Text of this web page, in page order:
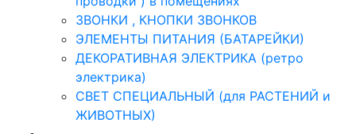
ЗВОНКИ , КНОПКИ ЗВОНКОВ
ЭЛЕМЕНТЫ ПИТАНИЯ (БАТАРЕЙКИ)
ДЕКОРАТИВНАЯ ЭЛЕКТРИКА (ретро
электрика)
СВЕТ СПЕЦИАЛЬНЫЙ (для РАСТЕНИЙ и
ЖИВОТНЫХ)